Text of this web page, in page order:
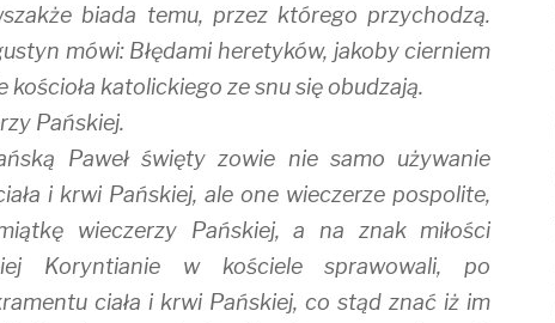
biada temu, przez którego przychodzą.
mówi: Błędami heretyków, jakoby cierniem
kościoła katolickiego ze snu się obudzają.
Pańskiej.
Paweł święty zowie nie samo używanie
i krwi Pańskiej, ale one wieczerze pospolite,
wieczerzy Pańskiej, a na znak miłości
Koryntianie w kościele sprawowali, po
ciała i krwi Pańskiej, co stąd znać iż im